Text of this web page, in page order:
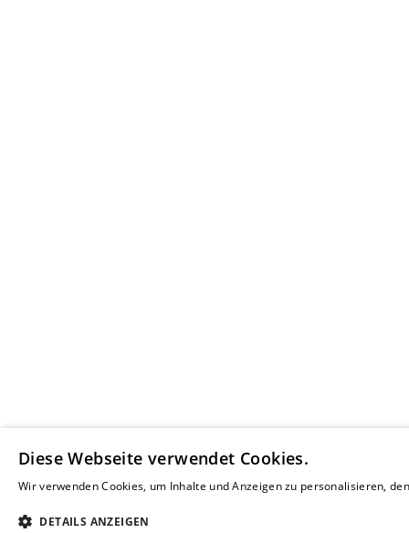
Diese Webseite verwendet Cookies.
Wir verwenden Cookies, um Inhalte und Anzeigen zu personalisieren,
DETAILS ANZEIGEN